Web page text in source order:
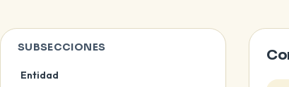
SUBSECCIONES
Entidad